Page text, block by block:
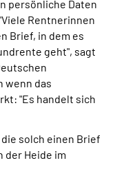
persönliche Daten
Rentnerinnen
Brief, in dem es
geht", sagt
wenn das
"Es handelt sich
solch einen Brief
der Heide im